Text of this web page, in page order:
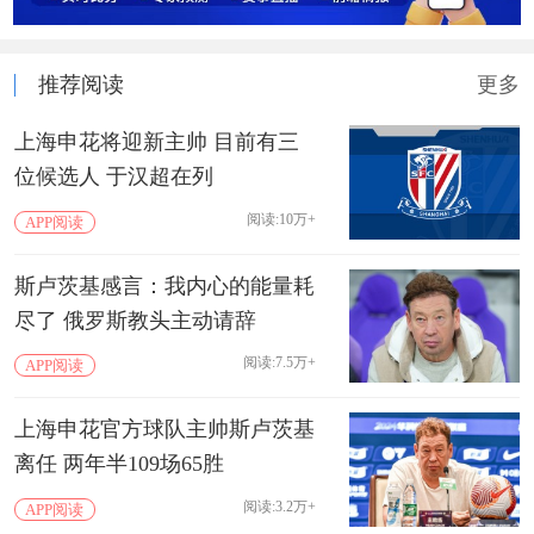
推荐阅读 更多
上海申花将迎新主帅 目前有三
位候选人 于汉超在列
APP阅读 阅读:10万+
斯卢茨基感言：我内心的能量耗
尽了 俄罗斯教头主动请辞
APP阅读 阅读:7.5万+
上海申花官方球队主帅斯卢茨基
离任 两年半109场65胜
APP阅读 阅读:3.2万+